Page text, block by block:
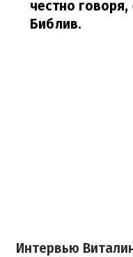
честно
Библив.
Интервью